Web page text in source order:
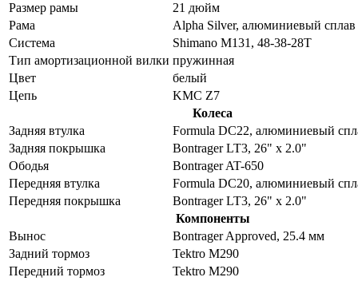
Размер рамы
21 дюйм
Рама
Alpha Silver, алюминиевый сплав
Система
Shimano M131, 48-38-28T
Тип амортизационной вилки пружинная
Цвет
белый
Цепь
KMC Z7
Колеса
Задняя втулка
Formula DC22, алюминиевый
Задняя покрышка
Bontrager LT3, 26" x 2.0"
Ободья
Bontrager AT-650
Передняя втулка
Formula DC20, алюминиевый
Передняя покрышка
Bontrager LT3, 26" x 2.0"
Компоненты
Вынос
Bontrager Approved, 25.4 мм
Задний тормоз
Tektro M290
Передний тормоз
Tektro M290